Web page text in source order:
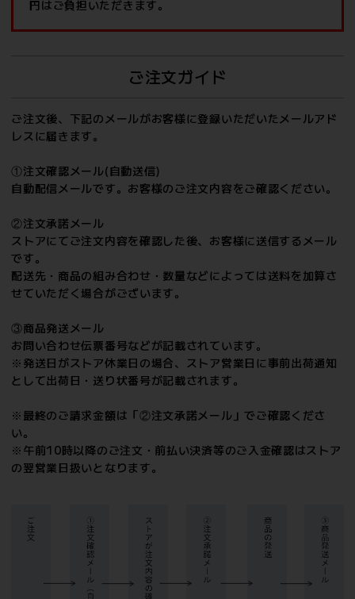
円はご負担いただきます。
ご注文ガイド
ご注文後、下記のメールがお客様に登録いただいたメールアド
レスに届きます。
①注文確認メール(自動送信)
自動配信メールです。お客様のご注文内容をご確認ください。
②注文承諾メール
ストアにてご注文内容を確認した後、お客様に送信するメール
です。
配送先・商品の組み合わせ・数量などによっては送料を加算さ
せていただく場合がございます。
③商品発送メール
お問い合わせ伝票番号などが記載されています。
※発送日がストア休業日の場合、ストア営業日に事前出荷通知
として出荷日・送り状番号が記載されます。
※最終のご請求金額は「②注文承諾メール」でご確認くださ
い。
※午前10時以降のご注文・前払い決済等のご入金確認はストア
の翌営業日扱いとなります。